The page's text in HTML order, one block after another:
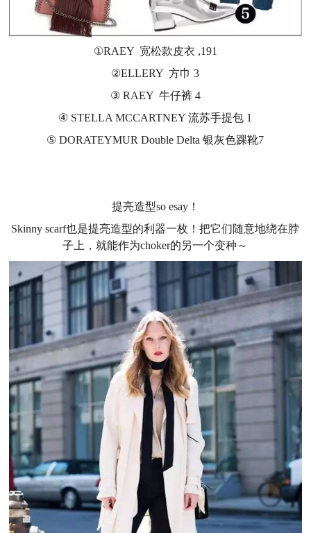
①RAEY 宽松款皮衣 ,191
②ELLERY 方巾 3
③ RAEY 牛仔裤 4
④ STELLA MCCARTNEY 流苏手提包 1
⑤ DORATEYMUR Double Delta 银灰色踝靴7
提亮造型so esay！
Skinny scarf也是提亮造型的利器一枚！把它们随意地绕在脖
子上，就能作为choker的另一个变种～